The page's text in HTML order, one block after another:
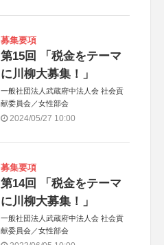
募集要項
第15回 「税金をテーマ
に川柳大募集！」
一般社団法人武蔵府中法人会 社会貢
献委員会／女性部会
2024/05/27 10:00
募集要項
第14回 「税金をテーマ
に川柳大募集！」
一般社団法人武蔵府中法人会 社会貢
献委員会／女性部会